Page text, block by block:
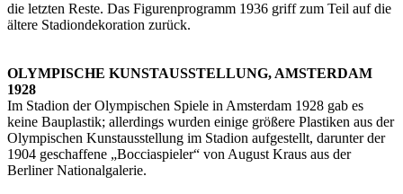
die letzten Reste. Das Figurenprogramm 1936 griff zum Teil auf die
ältere Stadiondekoration zurück.
OLYMPISCHE KUNSTAUSSTELLUNG, AMSTERDAM
1928
Im Stadion der Olympischen Spiele in Amsterdam 1928 gab es
keine Bauplastik; allerdings wurden einige größere Plastiken aus der
Olympischen Kunstausstellung im Stadion aufgestellt, darunter der
1904 geschaffene „Bocciaspieler“ von August Kraus aus der
Berliner Nationalgalerie.